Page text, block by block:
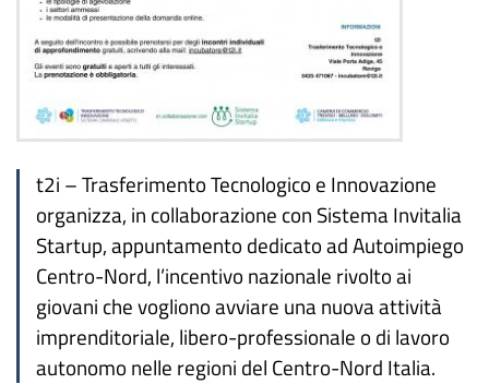
t2i – Trasferimento Tecnologico e Innovazione
organizza, in collaborazione con Sistema Invitalia
Startup, appuntamento dedicato ad Autoimpiego
Centro-Nord, l’incentivo nazionale rivolto ai
giovani che vogliono avviare una nuova attività
imprenditoriale, libero-professionale o di lavoro
autonomo nelle regioni del Centro-Nord Italia.